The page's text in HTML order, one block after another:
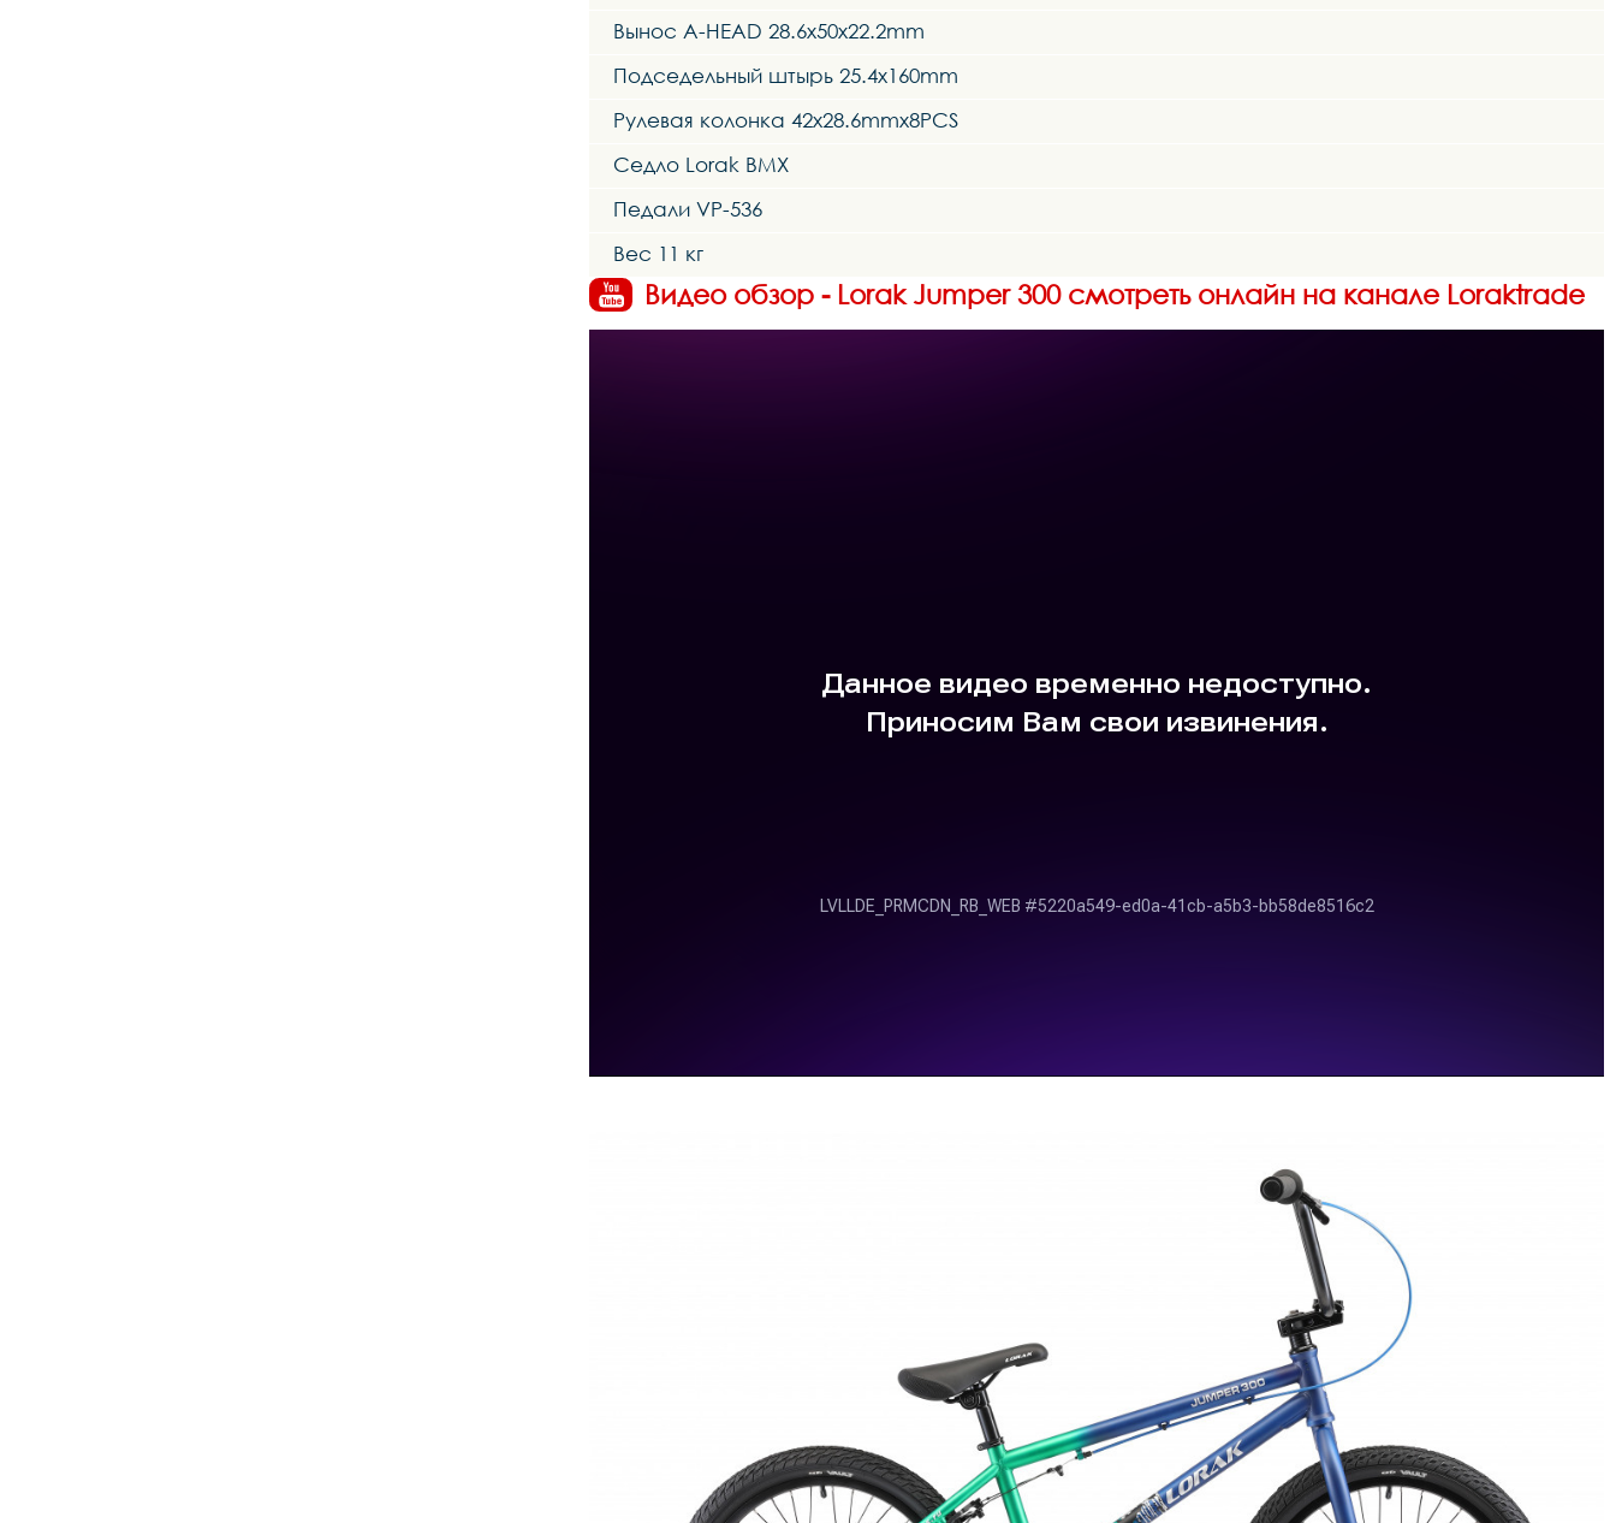
Вынос A-HEAD 28.6x50x22.2mm
Подседельный штырь 25.4x160mm
Рулевая колонка 42x28.6mmx8PCS
Седло Lorak BMX
Педали VP-536
Вес 11 кг
Видео обзор - Lorak Jumper 300 смотреть онлайн на канале Loraktrade